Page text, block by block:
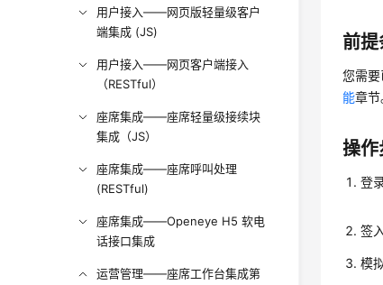
用户接入——网页版轻量级客户
端集成 (JS)
用户接入——网页客户端接入
（RESTful）
座席集成——座席轻量级接续块
集成（JS）
座席集成——座席呼叫处理
(RESTful)
座席集成——Openeye H5 软电
话接口集成
运营管理——座席工作台集成第
前
您需
能章节
操作
登
签
模